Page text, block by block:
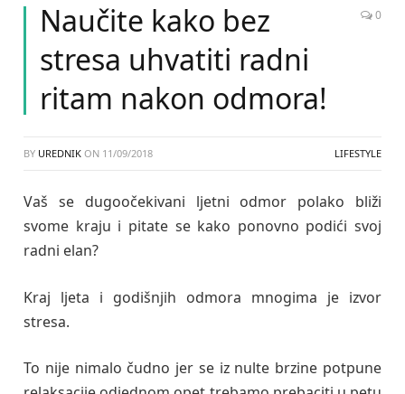
Naučite kako bez
stresa uhvatiti radni
ritam nakon odmora!
0
BY UREDNIK ON 11/09/2018 LIFESTYLE
Vaš se dugoočekivani ljetni odmor polako bliži
svome kraju i pitate se kako ponovno podići svoj
radni elan?
Kraj ljeta i godišnjih odmora mnogima je izvor
stresa.
To nije nimalo čudno jer se iz nulte brzine potpune